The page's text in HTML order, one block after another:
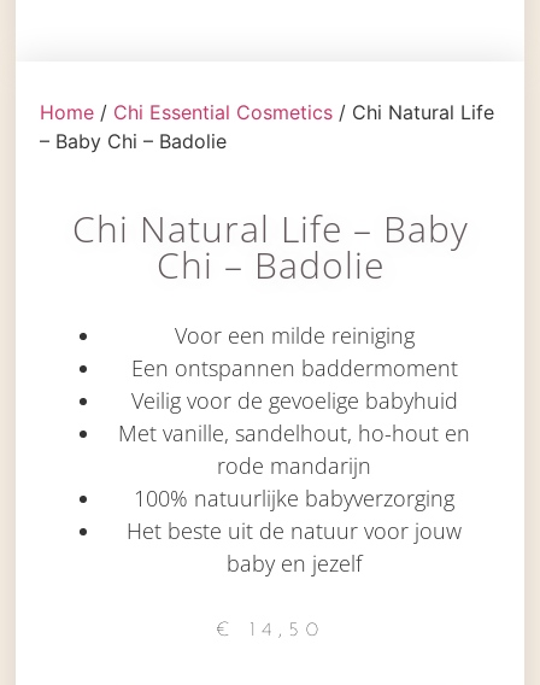
Home / Chi Essential Cosmetics / Chi Natural Life
– Baby Chi – Badolie
Chi Natural Life – Baby
Chi – Badolie
Voor een milde reiniging
Een ontspannen baddermoment
Veilig voor de gevoelige babyhuid
Met vanille, sandelhout, ho-hout en
rode mandarijn
100% natuurlijke babyverzorging
Het beste uit de natuur voor jouw
baby en jezelf
€ 14,50